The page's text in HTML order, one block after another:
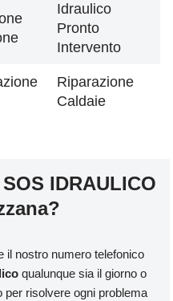
Idraulico
Pronto
Intervento
Riparazione
Caldaie
IDRAULICO
il nostro numero telefonico
qualunque sia il giorno o
per risolvere ogni problema